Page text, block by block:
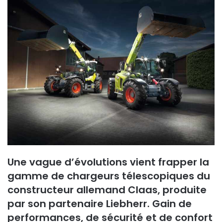
Une vague d’évolutions vient frapper la
gamme de chargeurs télescopiques du
constructeur allemand Claas, produite
par son partenaire Liebherr. Gain de
performances, de sécurité et de confort